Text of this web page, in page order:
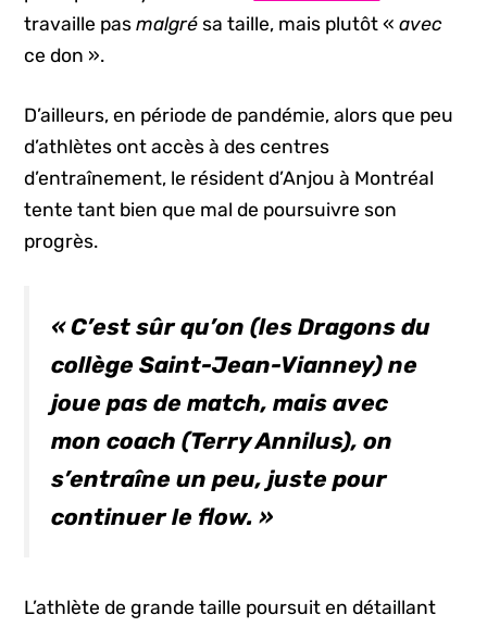
travaille pasmalgré sa taille, mais plutôt «avec
ce don ».
D’ailleurs, en période de pandémie, alors que peu
d’athlètes ont accès à des centres
d’entraînement, le résident d’Anjou à Montréal
tente tant bien que mal de poursuivre son
progrès.
« C’est sûr qu’on (les Dragons du
collège Saint-Jean-Vianney) ne
joue pas de match, mais avec
moncoach (Terry Annilus), on
s’entraîne un peu, juste pour
continuer le flow. »
L’athlète de grande taille poursuit en détaillant